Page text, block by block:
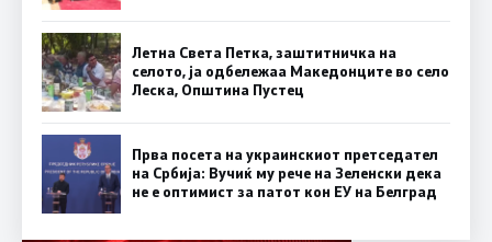
Летна Света Петка, заштитничка на
селото, ја одбележаа Македонците во село
Леска, Општина Пустец
Прва посета на украинскиот претседател
на Србија: Вучиќ му рече на Зеленски дека
не е оптимист за патот кон ЕУ на Белград